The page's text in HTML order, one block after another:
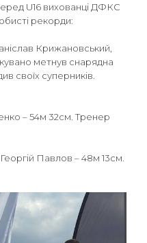
U16 вихованці ДФКС
рекорди:
Крижановський,
метнув снарядна
своїх суперників.
– 54м 32см. Тренер
Павлов – 48м 13см.